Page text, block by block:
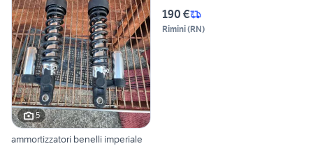
5
ammortizzatori benelli imperiale
190 €
Rimini(RN)